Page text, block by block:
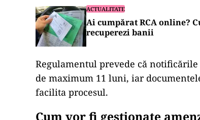
ACTUALITATE
Ai cumpărat RCA online?
recuperezi banii
Regulamentul prevede că
de maximum 11 luni, iar
facilita procesul.
Cum vor fi gestionate